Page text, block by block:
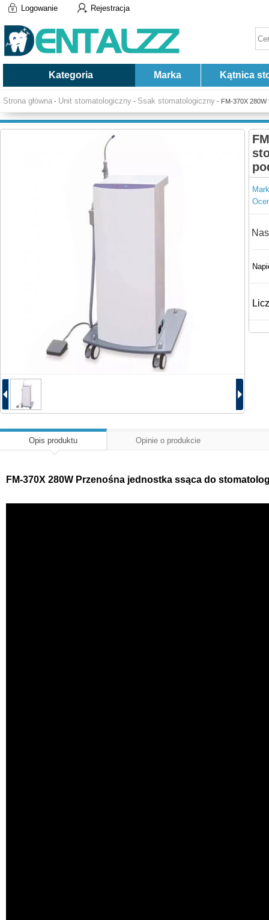
Logowanie Rejestracja
Kategoria Marka Kątnica
Strona główna - Unit stomatologiczny - Ssak stomatologiczny - FM-370X 280W
Opis produktu Opinie o produkcie
FM-370X 280W Przenośna jednostka ssąca do